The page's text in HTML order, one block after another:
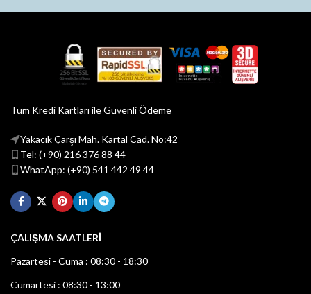
Tüm Kredi Kartları ile Güvenli Ödeme
Yakacık Çarşı Mah. Kartal Cad. No:42
Tel: (+90) 216 376 88 44
WhatApp: (+90) 541 442 49 44
ÇALIŞMA SAATLERİ
Pazartesi - Cuma : 08:30 - 18:30
Cumartesi : 08:30 - 13:00